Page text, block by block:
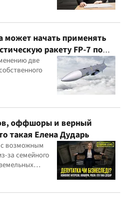
может начать применять
ракету FP-7 по
две
оффшоры и верный
такая Елена Дударь
возможным
за семейного